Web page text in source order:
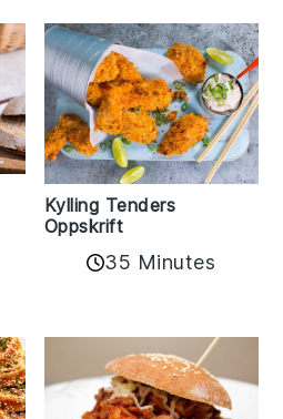
Kylling Tenders
Oppskrift
35 Minutes